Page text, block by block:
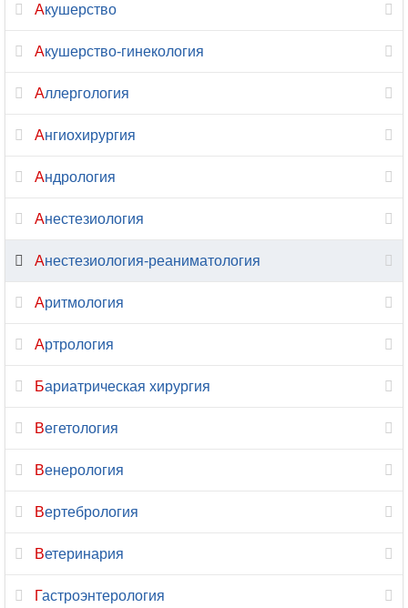
Гнатология
Гомеопатия
Дерматовенерология
Дерматология
Дефектология
Диабетология
Диетология
Иммунология
Инфекционные
дерматология
Акушерство
Акушерство-гинекология
Аллергология
Ангиохирургия
Андрология
Анестезиология
Анестезиология-реаниматология
Аритмология
Артрология
Бариатрическая хирургия
Вегетология
Венерология
Вертебрология
Ветеринария
Гастроэнтерология